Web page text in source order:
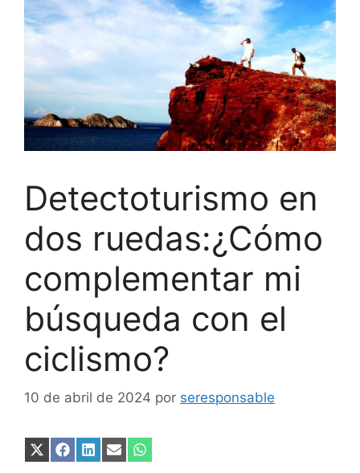
Detectoturismo en
dos ruedas:¿Cómo
complementar mi
búsqueda con el
ciclismo?
10 de abril de 2024 por seresponsable
Compartir
Compartir
Compartir
Compartir
Compartir